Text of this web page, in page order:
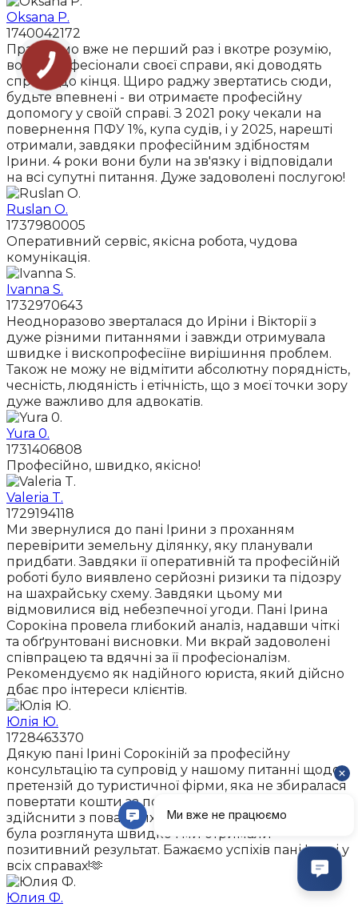
Oksana P.
1740042172
Працюємо вже не перший раз і вкотре розумію,
вони професіонали своєї справи, які доводять
справи до кінця. Щиро раджу звертатись сюди,
будьте впевнені - ви отримаєте професійну
допомогу у своїй справі. З 2021 року чекали на
повернення ПФУ 1%, купа судів, і у 2025, нарешті
отримали, завдяки професійним здібностям
Ірини. 4 роки вони були на зв'язку і відповідали
на всі супутні питання. Дуже задоволені послугою!
Ruslan O.
1737980005
Оперативний сервіс, якісна робота, чудова
комунікація.
Ivanna S.
1732970643
Неодноразово зверталася до Иріни і Вікторії з
дуже різними питаннями і завжди отримувала
швидке і вископрофесіїне вирішиння проблем.
Також не можу не відмітити абсолютну порядність,
чесність, людяність і етічність, що з моєї точки зору
дуже важливо для адвокатів.
Yura 0.
1731406808
Професійно, швидко, якісно!
Valeria T.
1729194118
Ми звернулися до пані Ірини з проханням
перевірити земельну ділянку, яку планували
придбати. Завдяки її оперативній та професійній
роботі було виявлено серйозні ризики та підозру
на шахрайську схему. Завдяки цьому ми
відмовилися від небезпечної угоди. Пані Ірина
Сорокіна провела глибокий аналіз, надавши чіткі
та обґрунтовані висновки. Ми вкрай задоволені
співпрацею та вдячні за її професіоналізм.
Рекомендуємо як надійного юриста, який дійсно
дбає про інтереси клієнтів.
Юлія Ю.
1728463370
Дякую пані Ірині Сорокіній за професійну
консультацію та супровід у нашому питанні щодо
претензій до туристичної фірми, яка не збиралася
повертати кошти за поїздку, яку ми не могли
здійснити з поважних причин. Наша проблема
була розглянута швидко і ми отримали
позитивний результат. Бажаємо успіхів пані Ірині у
всіх справах!🫶
Юлия Ф.